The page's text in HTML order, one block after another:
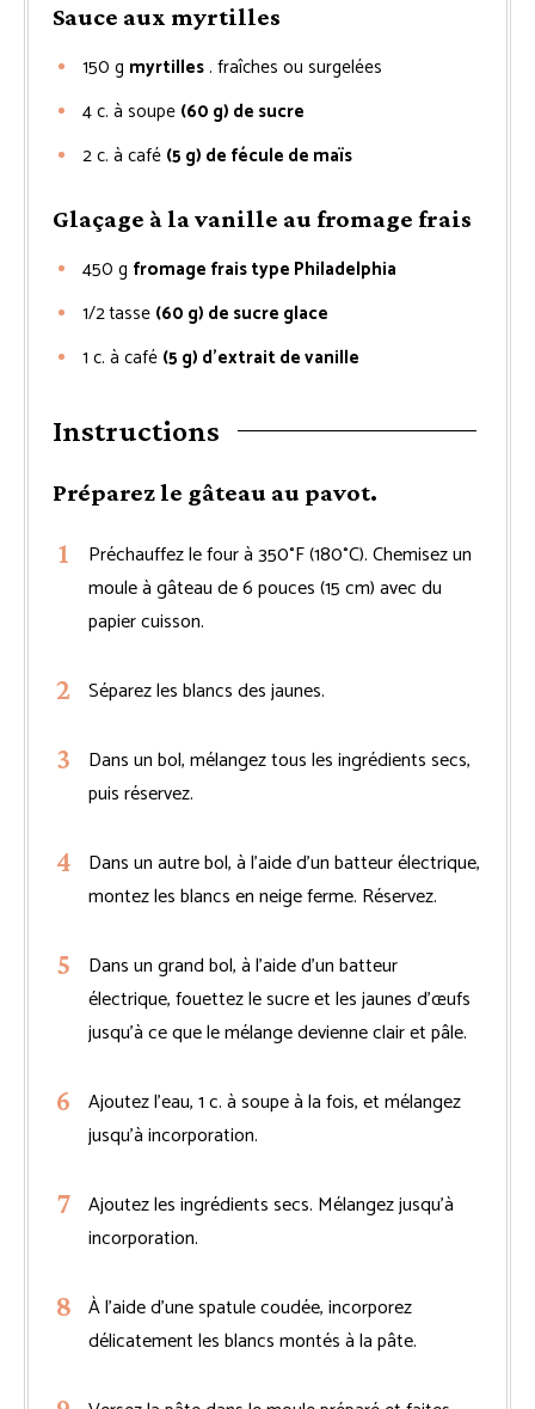
Sauce aux myrtilles
150 g myrtilles . fraîches ou surgelées
4c. à soupe (60 g) de sucre
2c. à café (5 g) de fécule de maïs
Glaçage à la vanille au fromage frais
450 g fromage frais type Philadelphia
1/2tasse (60 g) de sucre glace
1 c. à café (5 g) d’extrait de vanille
Instructions
Préparez le gâteau au pavot.
Préchauffez le four à 350°F (180°C). Chemisez un
moule à gâteau de 6 pouces (15 cm) avec du
papier cuisson.
Séparez les blancs des jaunes.
Dans un bol, mélangez tous les ingrédients secs,
puis réservez.
Dans un autre bol, à l’aide d’un batteur électrique,
montez les blancs en neige ferme. Réservez.
Dans un grand bol, à l’aide d’un batteur
électrique, fouettez le sucre et les jaunes d’œufs
jusqu’à ce que le mélange devienne clair et pâle.
Ajoutez l’eau, 1 c. à soupe à la fois, et mélangez
jusqu’à incorporation.
Ajoutez les ingrédients secs. Mélangez jusqu’à
incorporation.
À l’aide d’une spatule coudée, incorporez
délicatement les blancs montés à la pâte.